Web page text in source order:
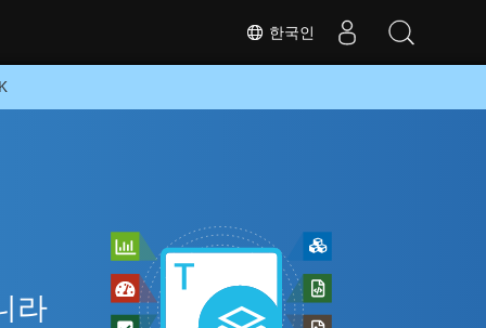
한국인
라